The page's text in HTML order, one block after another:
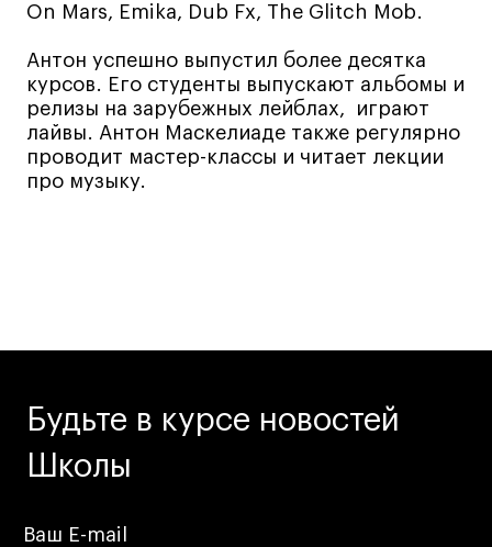
Онлайн-программы
Дизайн интерьера
Дизайн одежды
Стайлинг
Современная живопись
UX/UI-дизайн
Маркетинг
Иллюстрация
On Mars, Emika, Dub Fx, The Glitch Mob.
Антон успешно выпустил более десятка
курсов. Его студенты выпускают альбомы и
релизы на зарубежных лейблах, играют
лайвы. Антон Маскелиаде также регулярно
проводит мастер-классы и читает лекции
про музыку.
Будьте в курсе новостей
Школы